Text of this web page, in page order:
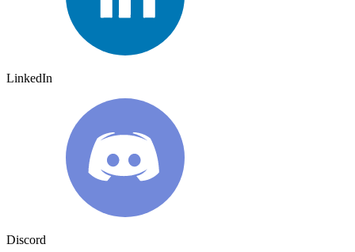
LinkedIn
Discord